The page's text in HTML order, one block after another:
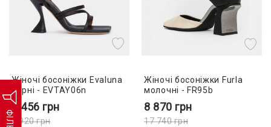
Жіночі босоніжки Evaluna
чорні - EVTAY06n
5 456 грн
9 920грн
Жіночі босоніжки Furla
молочні - FR95b
8 870 грн
17 740грн